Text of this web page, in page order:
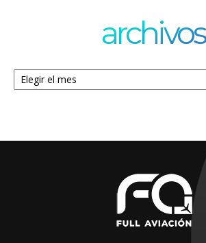
archivos
Archivos